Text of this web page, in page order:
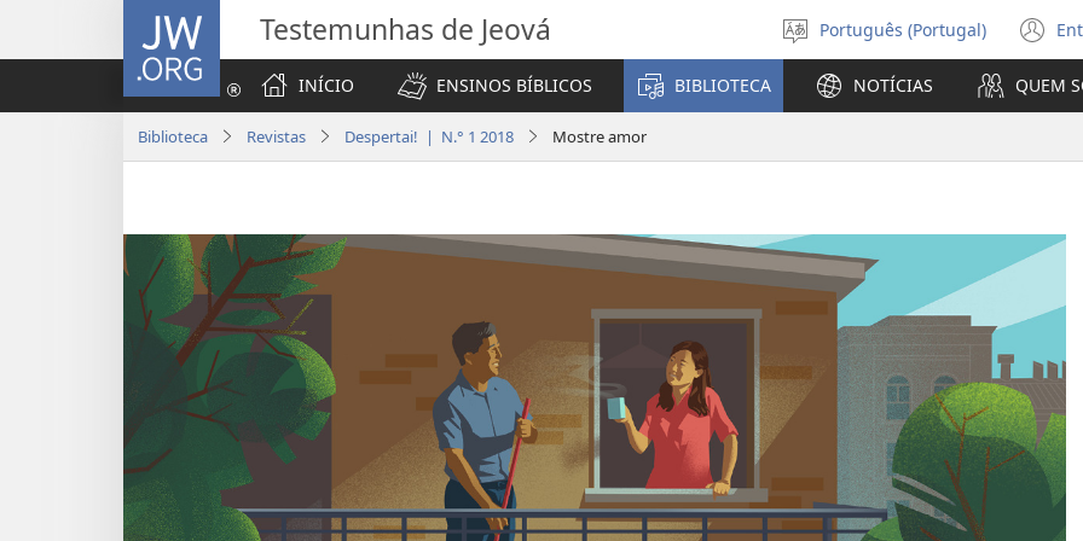
JW.ORG Testemunhas de Jeová
Selecionar
Língua
Português (Portugal)
INÍCIO
ENSINOS BÍBLICOS BIBLIOTECA NOTÍCIAS QUEM
Biblioteca Revistas Despertai! | N.° 1 2018 Mostre amor